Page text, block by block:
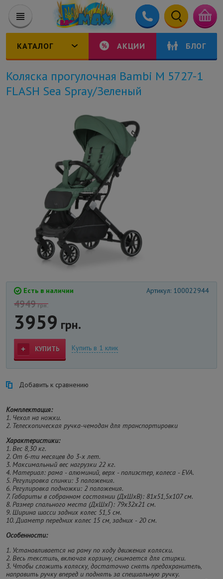
КАТАЛОГ АКЦИИ БЛОГ
Коляска прогулочная Bambi M 5727-1
FLASH Sea Spray/Зеленый
Есть в наличии Артикул: 100022944
4949грн.
3959 грн.
КУПИТЬ Купить в 1 клик
Добавить к сравнению
Комплектация:
1. Чехол на ножки.
2. Телескопическая ручка-чемодан для транспортировки
Характеристики:
1. Вес 8,30 кг.
2. От 6-ти месяцев до 3-х лет.
3. Максимальный вес нагрузки 22 кг.
4. Материал: рама - алюминий, верх - полиэстер, колеса - EVA.
5. Регулировка спинки: 3 положения.
6. Регулировка подножки: 2 положения.
7. Габариты в собранном состоянии (ДхШхВ): 81х51,5х107 см.
8. Размер спального места (ДхШхГ): 79х32х21 см.
9. Ширина шасси задних колес 51,5 см.
10. Диаметр передних колес 15 см, задних - 20 см.
Особенности:
1. Устанавливается на раму по ходу движения коляски.
2. Весь текстиль, включая корзину, снимается для стирки.
3. Чтобы сложить коляску, достаточно снять предохранитель,
направить ручку вперед и поднять за специальную ручку.